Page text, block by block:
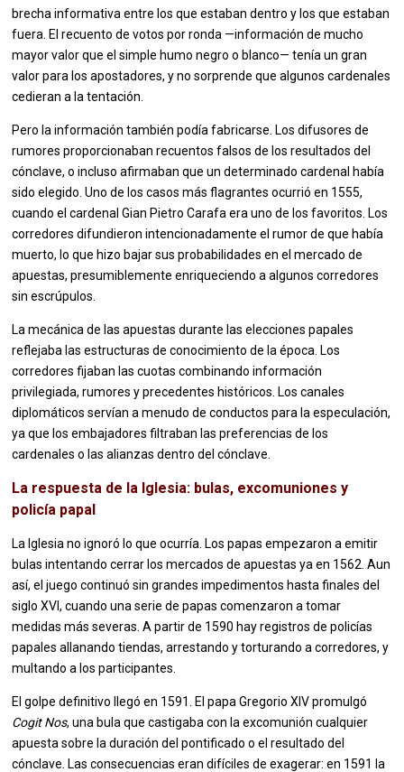
brecha informativa entre los que estaban dentro y los que estaban
fuera. El recuento de votos por ronda —información de mucho
mayor valor que el simple humo negro o blanco— tenía un gran
valor para los apostadores, y no sorprende que algunos cardenales
cedieran a la tentación.
Pero la información también podía fabricarse. Los difusores de
rumores proporcionaban recuentos falsos de los resultados del
cónclave, o incluso afirmaban que un determinado cardenal había
sido elegido. Uno de los casos más flagrantes ocurrió en 1555,
cuando el cardenal Gian Pietro Carafa era uno de los favoritos. Los
corredores difundieron intencionadamente el rumor de que había
muerto, lo que hizo bajar sus probabilidades en el mercado de
apuestas, presumiblemente enriqueciendo a algunos corredores
sin escrúpulos.
La mecánica de las apuestas durante las elecciones papales
reflejaba las estructuras de conocimiento de la época. Los
corredores fijaban las cuotas combinando información
privilegiada, rumores y precedentes históricos. Los canales
diplomáticos servían a menudo de conductos para la especulación,
ya que los embajadores filtraban las preferencias de los
cardenales o las alianzas dentro del cónclave.
La respuesta de la Iglesia: bulas, excomuniones y
policía papal
La Iglesia no ignoró lo que ocurría. Los papas empezaron a emitir
bulas intentando cerrar los mercados de apuestas ya en 1562. Aun
así, el juego continuó sin grandes impedimentos hasta finales del
siglo XVI, cuando una serie de papas comenzaron a tomar
medidas más severas. A partir de 1590 hay registros de policías
papales allanando tiendas, arrestando y torturando a corredores, y
multando a los participantes.
El golpe definitivo llegó en 1591. El papa Gregorio XIV promulgó
Cogit Nos, una bula que castigaba con la excomunión cualquier
apuesta sobre la duración del pontificado o el resultado del
cónclave. Las consecuencias eran difíciles de exagerar: en 1591 la